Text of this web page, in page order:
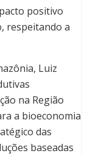
positivo
respeitando a
Luiz
na Região
a bioeconomia
das
baseadas